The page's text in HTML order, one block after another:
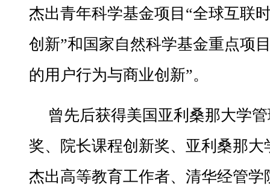
杰出青年科学基金项目“全球互联
创新”和国家自然科学基金重点项
的用户行为与商业创新”。
曾先后获得美国亚利桑那大学
奖、院长课程创新奖、亚利桑那
杰出高等教育工作者、清华经管